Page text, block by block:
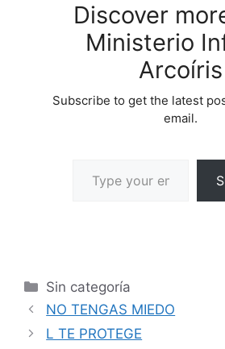
Discover
Ministerio
Arcoíris
Subscribe to get the latest
email.
Sin categoría
NO TENGAS MIEDO
L TE PROTEGE